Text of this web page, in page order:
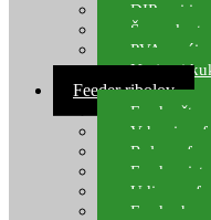
DIP-ovi i
Šaranske
PVA
Umjetni
Feeder ribolov
Feeder
Vrhovi za
Role za
Feeder
Udice za
Feeder